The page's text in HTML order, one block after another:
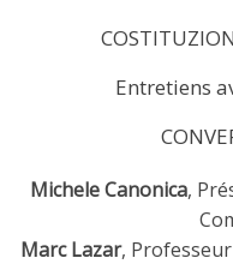
Entretiens
Michele Canonica,
Marc Lazar,